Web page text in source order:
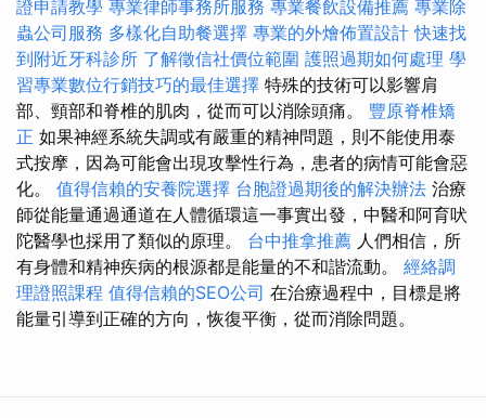
證申請教學 專業律師事務所服務 專業餐飲設備推薦 專業除
蟲公司服務 多樣化自助餐選擇 專業的外燴佈置設計 快速找
到附近牙科診所 了解徵信社價位範圍 護照過期如何處理 學
習專業數位行銷技巧的最佳選擇 特殊的技術可以影響肩
部、頸部和脊椎的肌肉，從而可以消除頭痛。 豐原脊椎矯
正 如果神經系統失調或有嚴重的精神問題，則不能使用泰
式按摩，因為可能會出現攻擊性行為，患者的病情可能會惡
化。 值得信賴的安養院選擇 台胞證過期後的解決辦法 治療
師從能量通過通道在人體循環這一事實出發，中醫和阿育吠
陀醫學也採用了類似的原理。 台中推拿推薦 人們相信，所
有身體和精神疾病的根源都是能量的不和諧流動。 經絡調
理證照課程 值得信賴的SEO公司 在治療過程中，目標是將
能量引導到正確的方向，恢復平衡，從而消除問題。